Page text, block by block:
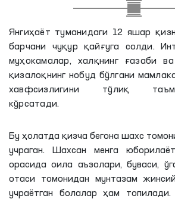
Янгиҳаёт туманидаги 12 яшар
барчани чуқур қайғуга солди.
муҳокамалар, халқнинг ғазаби
қизалоқнинг нобуд бўлгани
хавфсизлигини тўлиқ
кўрсатади.
Бу ҳолатда қизча бегона шахс
учраган. Шахсан менга
орасида оила аъзолари, буваси,
отаси томонидан мунтазам
учраётган болалар ҳам